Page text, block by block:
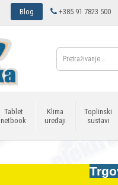
Blog +385 91 7823 500
Tablet
netbook
Klima
uređaji
Toplinski
sustavi